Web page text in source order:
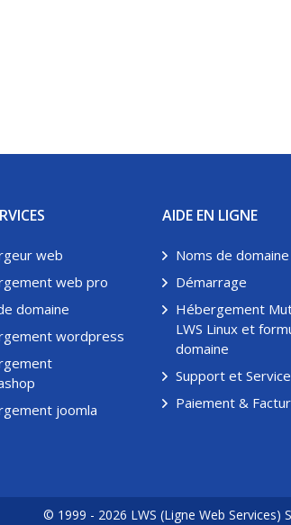
web
web pro
domaine
wordpress
joomla
AIDE EN LIGNE
Noms de domaine
Démarrage
Hébergement
LWS Linux et
domaine
Support et
Paiement &
© 1999 - 2026 LWS (Ligne Web Services)